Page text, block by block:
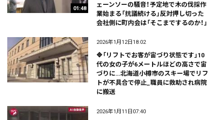
01:48
ェーンソーの騒音！予定地で木の伐採作
業始まる「抗議続ける」反対押し切った
会社側に町内会は「そこまでするのか！」
2026年1月12日18:02
🔷「リフトでお客が宙づり状態です」10
代の女の子が6メートルほどの高さで宙
づりに…北海道小樽市のスキー場でリフ
トが不具合で停止_職員に救助され病院
に搬送
2026年1月11日07:40